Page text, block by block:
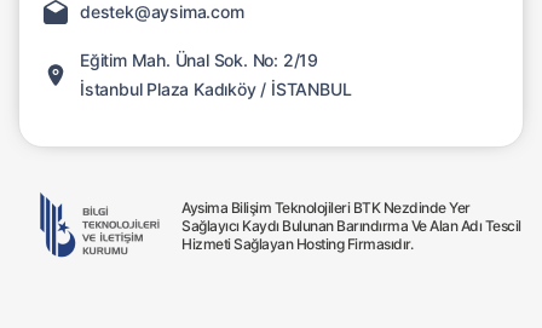
destek@aysima.com
Eğitim Mah. Ünal Sok. No: 2/19
İstanbul Plaza Kadıköy / İSTANBUL
Aysima Bilişim Teknolojileri BTK Nezdinde Yer
Sağlayıcı Kaydı Bulunan Barındırma Ve Alan Adı Tescil
Hizmeti Sağlayan Hosting Firmasıdır.